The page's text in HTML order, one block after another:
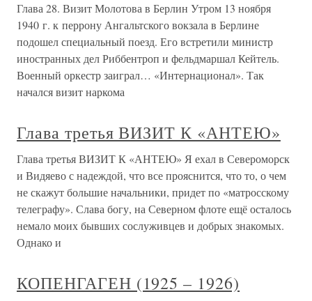
Глава 28. Визит Молотова в Берлин Утром 13 ноября
1940 г. к перрону Ангальтского вокзала в Берлине
подошел специальный поезд. Его встретили министр
иностранных дел Риббентроп и фельдмаршал Кейтель.
Военный оркестр заиграл… «Интернационал». Так
начался визит наркома
Глава третья ВИЗИТ К «АНТЕЮ»
Глава третья ВИЗИТ К «АНТЕЮ» Я ехал в Североморск
и Видяево с надеждой, что все прояснится, что то, о чем
не скажут большие начальники, придет по «матросскому
телеграфу». Слава богу, на Северном флоте ещё осталось
немало моих бывших сослуживцев и добрых знакомых.
Однако и
КОПЕНГАГЕН (1925 – 1926)